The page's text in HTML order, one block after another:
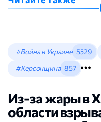
#Война в Украине 5529
#Херсонщина 857
Из-за жары в
области